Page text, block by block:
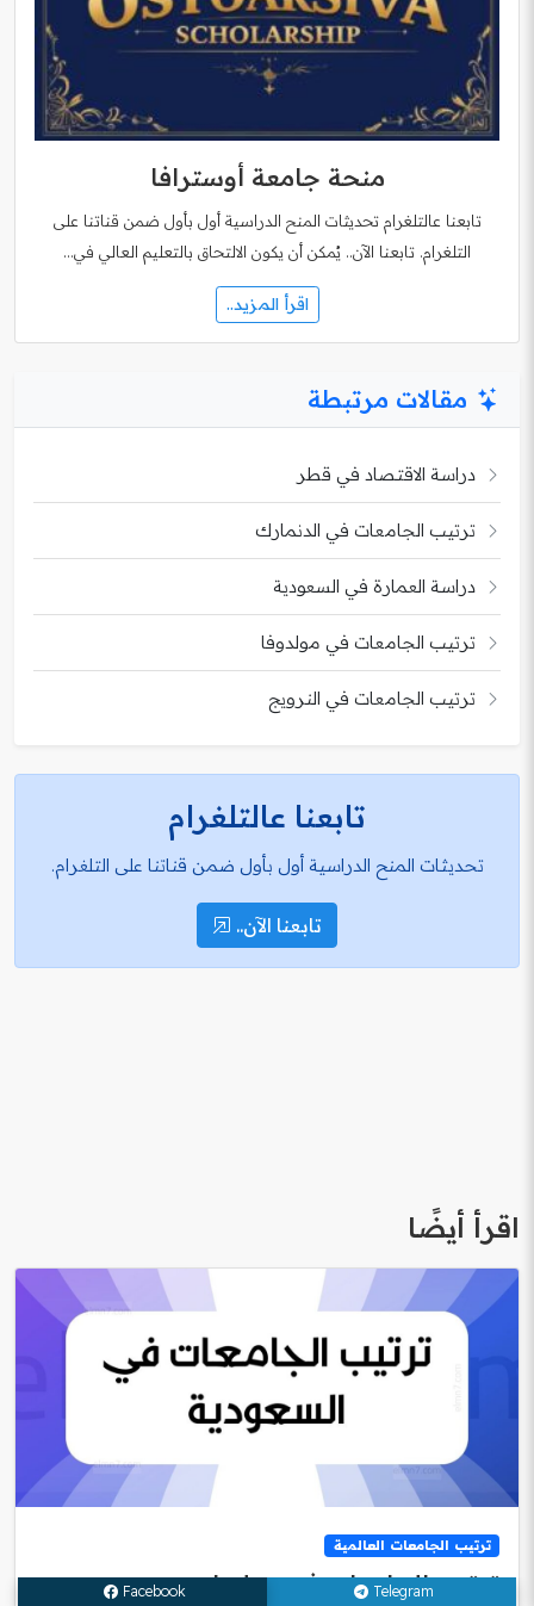
منحة جامعة أوسترافا
تابعنا عالتلغرام تحديثات المنح الدراسية أول بأول ضمن قناتنا على
التلغرام. تابعنا الآن.. يُمكن أن يكون الالتحاق بالتعليم العالي في…
اقرأ المزيد..
مقالات مرتبطة
دراسة الاقتصاد في قطر
ترتيب الجامعات في الدنمارك
دراسة العمارة في السعودية
ترتيب الجامعات في مولدوفا
ترتيب الجامعات في النرويج
تابعنا عالتلغرام
تحديثات المنح الدراسية أول بأول ضمن قناتنا على التلغرام.
تابعنا الآن..
اقرأ أيضًا
ترتيب الجامعات العالمية
ترتيب الجامعات في هولندا
Telegram
Facebook